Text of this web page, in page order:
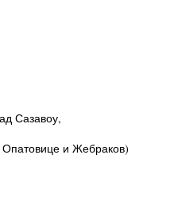
Сазавоу,
Опатовице и Жебраков)